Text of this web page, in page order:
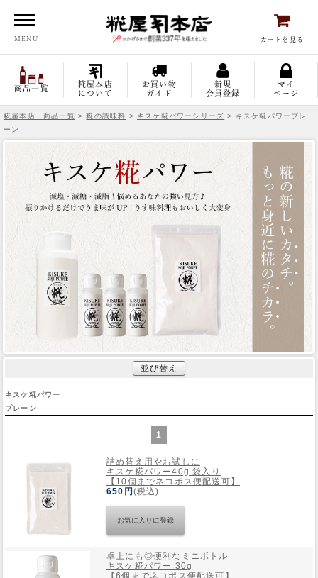
MENU カートを見る
商品一覧
糀屋本店
について
お買い物
ガイド
新規
会員登録
マイ
ページ
糀屋本店 商品一覧 >糀の調味料 > キスケ糀パワーシリーズ > キスケ糀パワープレ
ーン
並び替え
キスケ糀パワー
プレーン
1
詰め替え用やお試しに
キスケ糀パワー40g 袋入り
【10個までネコポス便配送可】
650円(税込)
卓上にも◎便利なミニボトル
キスケ糀パワー 30g
【6個までネコポス便配送可】